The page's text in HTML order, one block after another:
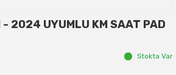
- 2024 UYUMLU KM SAAT PAD
Stokta Var